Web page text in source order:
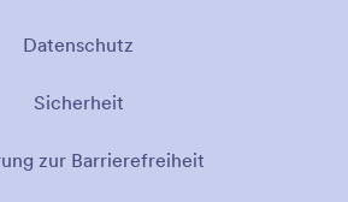
Datenschutz
Sicherheit
zur Barrierefreiheit